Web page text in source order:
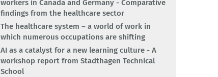
workers in Canada and Germany - Comparative
findings from the healthcare sector
The healthcare system – a world of work in
which numerous occupations are shifting
AI as a catalyst for a new learning culture - A
workshop report from Stadthagen Technical
School